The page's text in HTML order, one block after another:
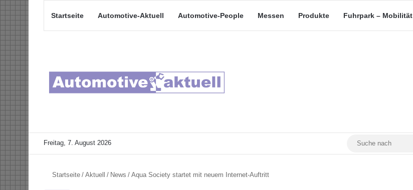
Startseite Automotive-Aktuell Automotive-People Messen Produkte Fuhrpark – Mobilität
Freitag, 7. August 2026 YouTubeMastodon
Startseite / Aktuell / News / Aqua Society startet mit neuem Internet-Auftritt